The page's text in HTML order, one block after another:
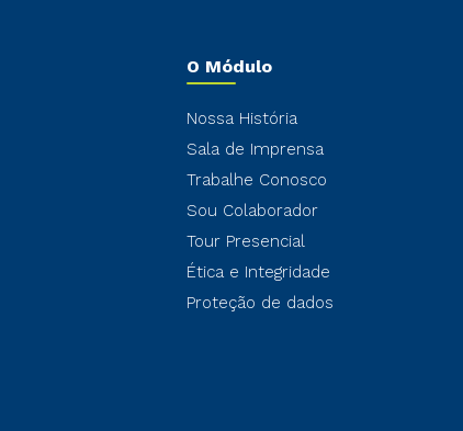
O Módulo
Nossa História
Sala de Imprensa
Trabalhe Conosco
Sou Colaborador
Tour Presencial
Ética e Integridade
Proteção de dados